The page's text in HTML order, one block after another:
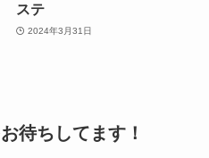
ステ
2024年3月31日
待ちしてます！